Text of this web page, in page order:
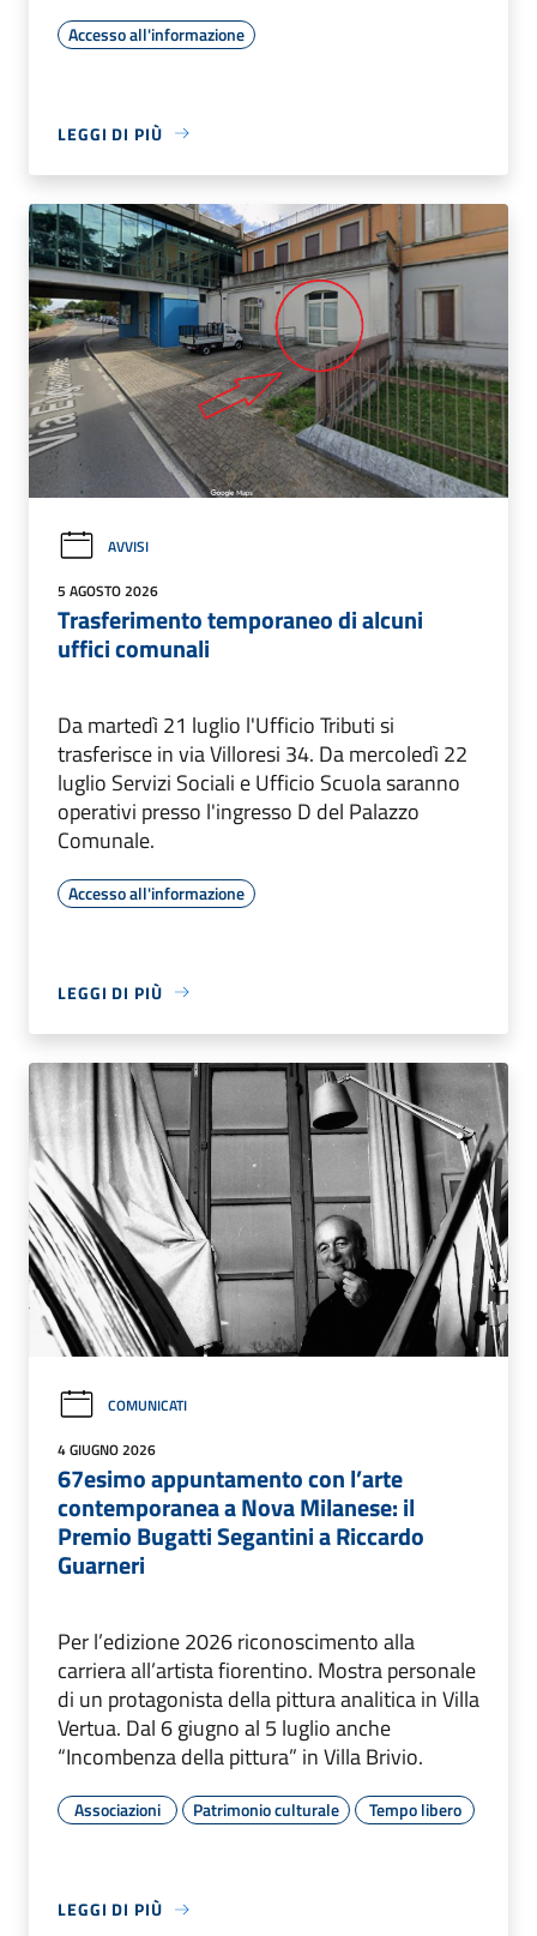
Accesso all'informazione
LEGGI DI PIÙ
AVVISI
5 AGOSTO 2026
Trasferimento temporaneo di alcuni
uffici comunali
Da martedì 21 luglio l'Ufficio Tributi si
trasferisce in via Villoresi 34. Da mercoledì 22
luglio Servizi Sociali e Ufficio Scuola saranno
operativi presso l'ingresso D del Palazzo
Comunale.
Accesso all'informazione
LEGGI DI PIÙ
COMUNICATI
4 GIUGNO 2026
67esimo appuntamento con l’arte
contemporanea a Nova Milanese: il
Premio Bugatti Segantini a Riccardo
Guarneri
Per l’edizione 2026 riconoscimento alla
carriera all’artista fiorentino. Mostra personale
di un protagonista della pittura analitica in Villa
Vertua. Dal 6 giugno al 5 luglio anche
“Incombenza della pittura” in Villa Brivio.
Associazioni Patrimonio culturale Tempo libero
LEGGI DI PIÙ